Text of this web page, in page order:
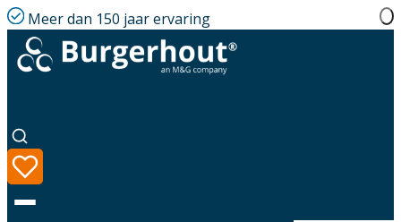
Meer dan 150 jaar ervaring